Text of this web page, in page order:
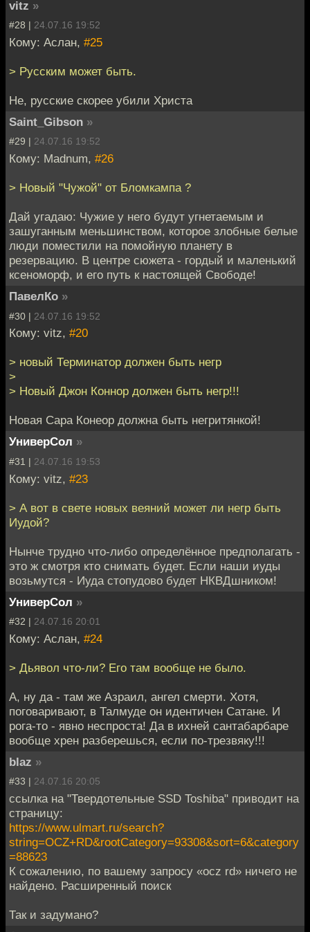
vitz »
#28 | 24.07.16 19:52
Кому: Аслан, #25
> Русским может быть.
Не, русские скорее убили Христа
Saint_Gibson »
#29 | 24.07.16 19:52
Кому: Madnum, #26
> Новый "Чужой" от Бломкампа ?
Дай угадаю: Чужие у него будут угнетаемым и
зашуганным меньшинством, которое злобные белые
люди поместили на помойную планету в
резервацию. В центре сюжета - гордый и маленький
ксеноморф, и его путь к настоящей Свободе!
ПавелКо »
#30 | 24.07.16 19:52
Кому: vitz, #20
> новый Терминатор должен быть негр
>
> Новый Джон Коннор должен быть негр!!!
Новая Сара Конеор должна быть негритянкой!
УниверСол »
#31 | 24.07.16 19:53
Кому: vitz, #23
> А вот в свете новых веяний может ли негр быть
Иудой?
Нынче трудно что-либо определённое предполагать -
это ж смотря кто снимать будет. Если наши иуды
возьмутся - Иуда стопудово будет НКВДшником!
УниверСол »
#32 | 24.07.16 20:01
Кому: Аслан, #24
> Дьявол что-ли? Его там вообще не было.
А, ну да - там же Азраил, ангел смерти. Хотя,
поговаривают, в Талмуде он идентичен Сатане. И
рога-то - явно неспроста! Да в ихней сантабарбаре
вообще хрен разберешься, если по-трезвяку!!!
blaz »
#33 | 24.07.16 20:05
ссылка на "Твердотельные SSD Toshiba" приводит на
страницу:
https://www.ulmart.ru/search?
string=OCZ+RD&rootCategory=93308&sort=6&category
=88623
К сожалению, по вашему запросу «ocz rd» ничего не
найдено. Расширенный поиск
Так и задумано?